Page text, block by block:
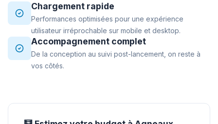
Chargement rapide
Performances optimisées pour une expérience
utilisateur irréprochable sur mobile et desktop.
Accompagnement complet
De la conception au suivi post-lancement, on reste à
vos côtés.